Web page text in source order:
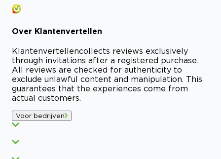
Over Klantenvertellen
Klantenvertellencollects reviews exclusively
through invitations after a registered purchase.
All reviews are checked for authenticity to
exclude unlawful content and manipulation. This
guarantees that the experiences come from
actual customers.
Voor bedrijven